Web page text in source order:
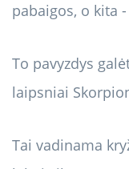
pabaigos, o kita
To pavyzdys
laipsniai
Tai vadinama